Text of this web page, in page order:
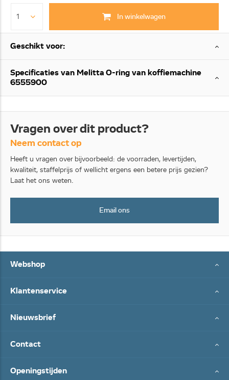
In winkelwagen
Geschikt voor:
Specificaties van Melitta O-ring van koffiemachine
6555900
Vragen over dit product?
Neem contact op
Heeft u vragen over bijvoorbeeld: de voorraden, levertijden,
kwaliteit, staffelprijs of wellicht ergens een betere prijs gezien?
Laat het ons weten.
Email ons
Webshop
Klantenservice
Nieuwsbrief
Contact
Openingstijden